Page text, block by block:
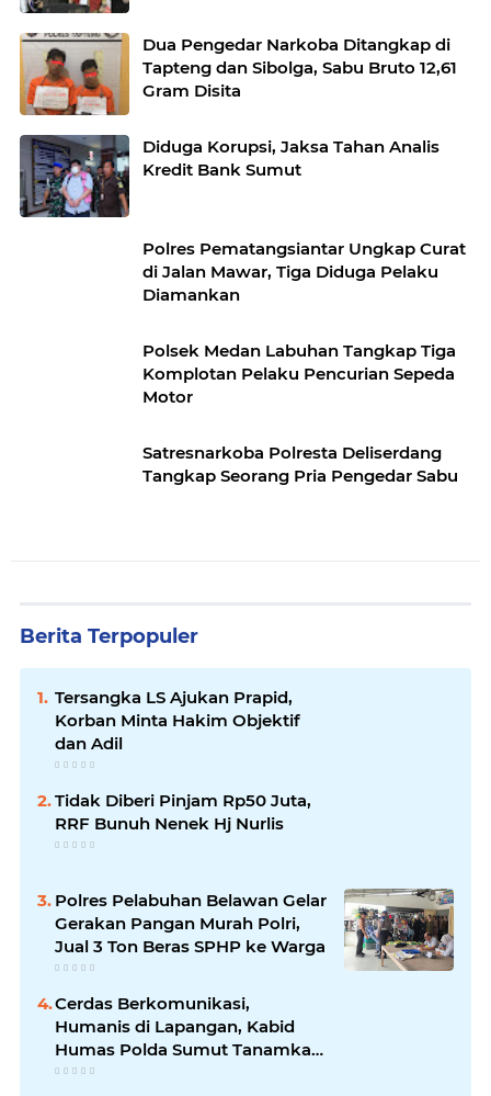
Dua Pengedar Narkoba Ditangkap di
Tapteng dan Sibolga, Sabu Bruto 12,61
Gram Disita
Diduga Korupsi, Jaksa Tahan Analis
Kredit Bank Sumut
Polres Pematangsiantar Ungkap Curat
di Jalan Mawar, Tiga Diduga Pelaku
Diamankan
Polsek Medan Labuhan Tangkap Tiga
Komplotan Pelaku Pencurian Sepeda
Motor
Satresnarkoba Polresta Deliserdang
Tangkap Seorang Pria Pengedar Sabu
Berita Terpopuler
Tersangka LS Ajukan Prapid,
Korban Minta Hakim Objektif
dan Adil
Tidak Diberi Pinjam Rp50 Juta,
RRF Bunuh Nenek Hj Nurlis
Polres Pelabuhan Belawan Gelar
Gerakan Pangan Murah Polri,
Jual 3 Ton Beras SPHP ke Warga
Cerdas Berkomunikasi,
Humanis di Lapangan, Kabid
Humas Polda Sumut Tanamkan
Nilai Kehumasan pada Siswa